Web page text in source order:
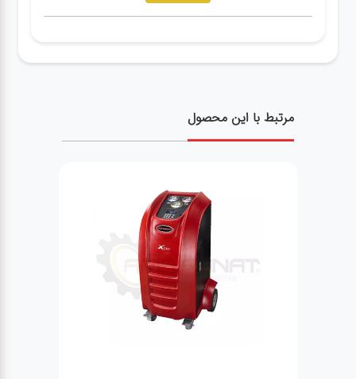
مرتبط با این محصول